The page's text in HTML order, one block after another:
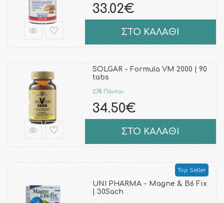
33.02€
ΣΤΟ ΚΑΛΑΘΙ
SOLGAR - Formula VM 2000 | 90
tabs
278 Πόντοι
34.50€
ΣΤΟ ΚΑΛΑΘΙ
Top Seller
UNI PHARMA - Magne & B6 Fix
| 30Sach